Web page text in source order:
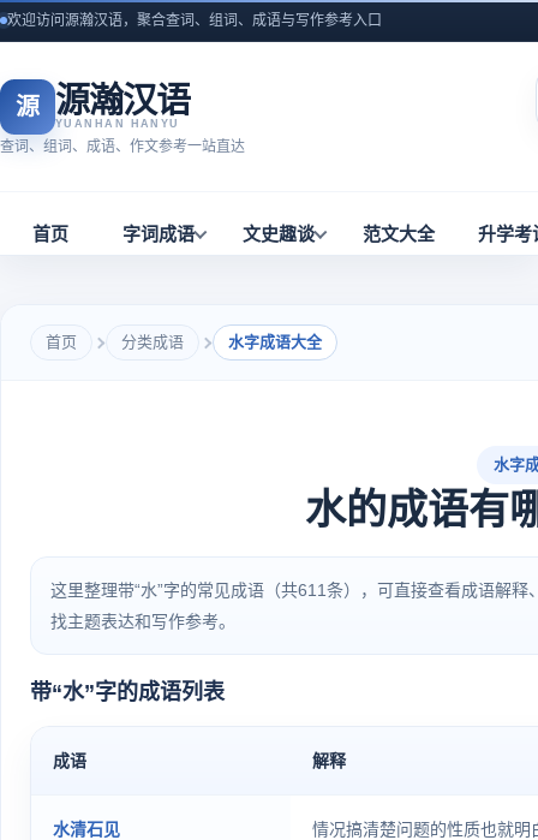
欢迎访问源瀚汉语，聚合查词、组词、成语与写作参考入口
源 源瀚汉语
YUANHAN HANYU
查词、组词、成语、作文参考一站直达
首页 字词成语 文史趣谈 范文大全 升学考
首页 分类成语 水字成语大全
水字
水的成语有
这里整理带“水”字的常见成语（共611条），可直接查看成语解
找主题表达和写作参考。
带“水”字的成语列表
成语 解释
水清石见 情况搞清楚问题的性质也就明